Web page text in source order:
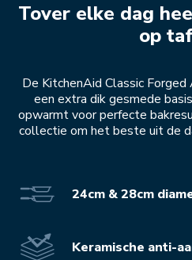
Tover elke dag
op
De KitchenAid Classic
een extra dik gesmede
opwarmt voor perfecte
collectie om het beste uit de
24cm & 28cm
Keramische anti-